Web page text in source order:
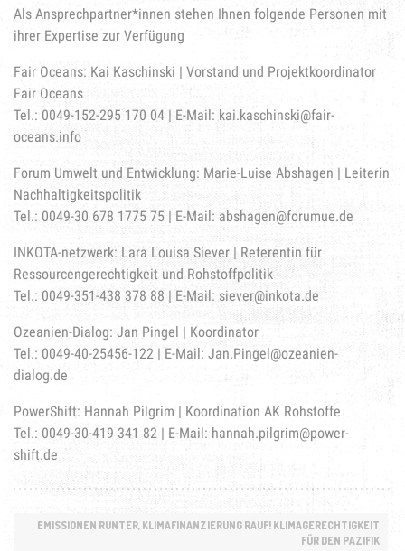
Als Ansprechpartner*innen stehen Ihnen folgende Personen mit
ihrer Expertise zur Verfügung
Fair Oceans: Kai Kaschinski | Vorstand und Projektkoordinator
Fair Oceans
Tel.: 0049-152-295 170 04 | E-Mail: kai.kaschinski@fair-
oceans.info
Forum Umwelt und Entwicklung: Marie-Luise Abshagen | Leiterin
Nachhaltigkeitspolitik
Tel.: 0049-30 678 1775 75 | E-Mail: abshagen@forumue.de
INKOTA-netzwerk: Lara Louisa Siever | Referentin für
Ressourcengerechtigkeit und Rohstoffpolitik
Tel.: 0049-351-438 378 88 | E-Mail: siever@inkota.de
Ozeanien-Dialog: Jan Pingel | Koordinator
Tel.: 0049-40-25456-122 | E-Mail: Jan.Pingel@ozeanien-
dialog.de
PowerShift: Hannah Pilgrim | Koordination AK Rohstoffe
Tel.: 0049-30-419 341 82 | E-Mail: hannah.pilgrim@power-
shift.de
EMISSIONEN RUNTER, KLIMAFINANZIERUNG RAUF! KLIMAGERECHTIGKEIT
FÜR DEN PAZIFIK